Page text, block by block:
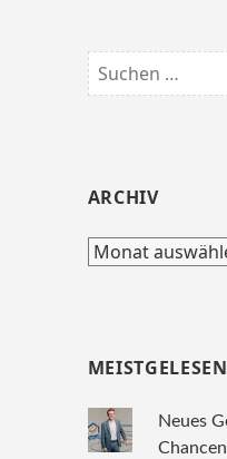
Suchen
nach:
ARCHIV
Archiv
MEISTGELESEN
Neues
Chancen